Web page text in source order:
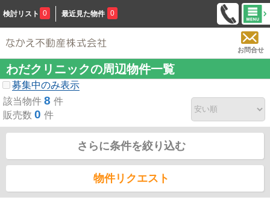
検討リスト 0 最近見た物件 0
お問合せ
わだクリニックの周辺物件一覧
募集中のみ表示
該当物件 8 件
販売数 0 件
さらに条件を絞り込む
物件リクエスト